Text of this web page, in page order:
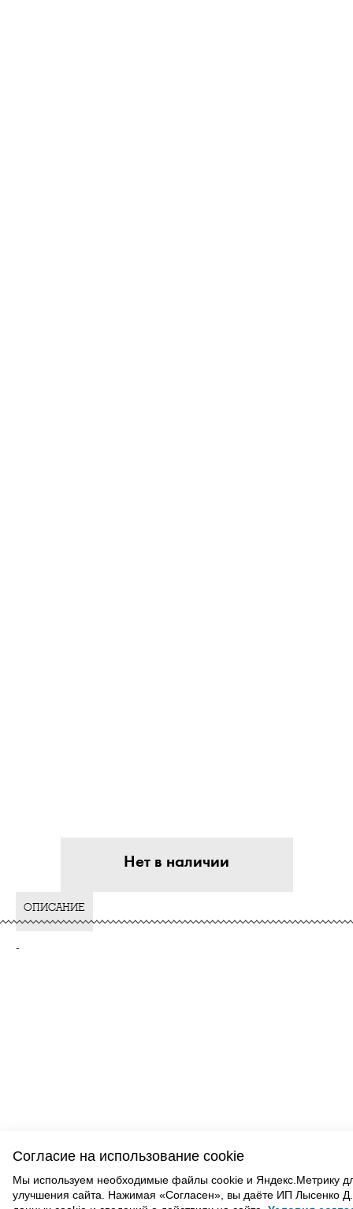
Нет в наличии
ОПИСАНИЕ
-
ВАМ ТАКЖЕ МОЖЕТ ПОНРАВИТЬСЯ
Согласие на использование cookie
Мы используем необходимые файлы cookie и Яндекс.Метрику
улучшения сайта. Нажимая «Согласен», вы даёте ИП Лысенко